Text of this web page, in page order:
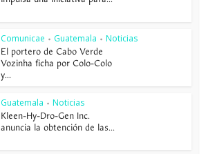
Comunicae • Guatemala • Noticias
El portero de Cabo Verde
Vozinha ficha por Colo-Colo
y...
Guatemala • Noticias
Kleen-Hy-Dro-Gen Inc.
anuncia la obtención de las...